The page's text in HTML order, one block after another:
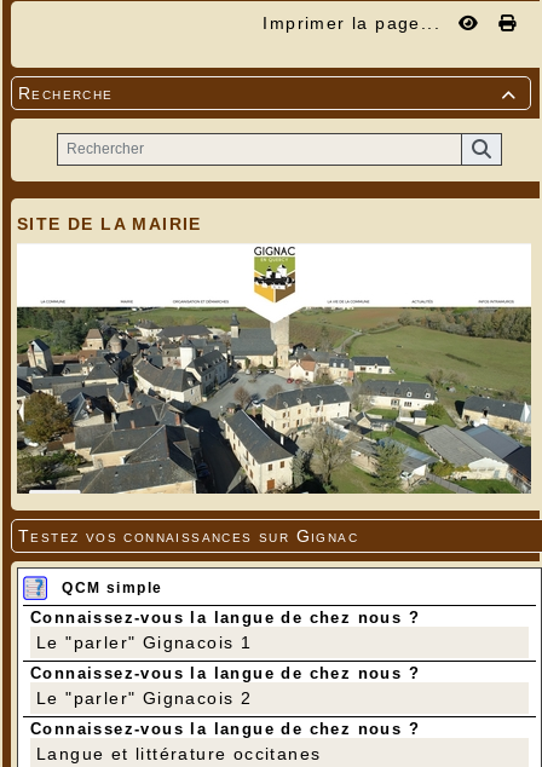
Imprimer la page...

Recherche
SITE DE LA MAIRIE
Testez vos connaissances sur Gignac
QCM simple
Connaissez-vous la langue de chez nous ?
Le "parler" Gignacois 1
Connaissez-vous la langue de chez nous ?
Le "parler" Gignacois 2
Connaissez-vous la langue de chez nous ?
Langue et littérature occitanes